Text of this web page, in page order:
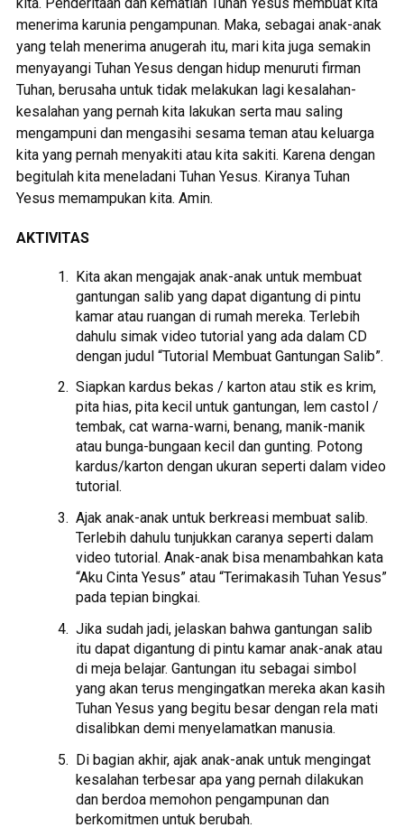
menerima karunia pengampunan. Maka, sebagai anak-anak
yang telah menerima anugerah itu, mari kita juga semakin
menyayangi Tuhan Yesus dengan hidup menuruti firman
Tuhan, berusaha untuk tidak melakukan lagi kesalahan-
kesalahan yang pernah kita lakukan serta mau saling
mengampuni dan mengasihi sesama teman atau keluarga
kita yang pernah menyakiti atau kita sakiti. Karena dengan
begitulah kita meneladani Tuhan Yesus. Kiranya Tuhan
Yesus memampukan kita. Amin.
AKTIVITAS
Kita akan mengajak anak-anak untuk membuat
gantungan salib yang dapat digantung di pintu
kamar atau ruangan di rumah mereka. Terlebih
dahulu simak video tutorial yang ada dalam CD
dengan judul “Tutorial Membuat Gantungan Salib”.
Siapkan kardus bekas / karton atau stik es krim,
pita hias, pita kecil untuk gantungan, lem castol /
tembak, cat warna-warni, benang, manik-manik
atau bunga-bungaan kecil dan gunting. Potong
kardus/karton dengan ukuran seperti dalam video
tutorial.
Ajak anak-anak untuk berkreasi membuat salib.
Terlebih dahulu tunjukkan caranya seperti dalam
video tutorial. Anak-anak bisa menambahkan kata
“Aku Cinta Yesus” atau “Terimakasih Tuhan Yesus”
pada tepian bingkai.
Jika sudah jadi, jelaskan bahwa gantungan salib
itu dapat digantung di pintu kamar anak-anak atau
di meja belajar. Gantungan itu sebagai simbol
yang akan terus mengingatkan mereka akan kasih
Tuhan Yesus yang begitu besar dengan rela mati
disalibkan demi menyelamatkan manusia.
Di bagian akhir, ajak anak-anak untuk mengingat
kesalahan terbesar apa yang pernah dilakukan
dan berdoa memohon pengampunan dan
berkomitmen untuk berubah.